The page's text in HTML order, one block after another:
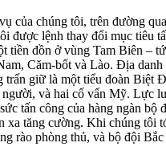
của chúng tôi, trên đường
được lệnh thay đổi mục tiêu
tiền đồn ở vùng Tam Biên –
Căm-bốt và Lào. Địa danh
trấn giữ là một tiểu đoàn Biệt
người, và hai cố vấn Mỹ. Lực
tấn công của hàng ngàn bộ
xa tăng cường. Khi chúng tôi
rào phòng thủ, và bộ đội